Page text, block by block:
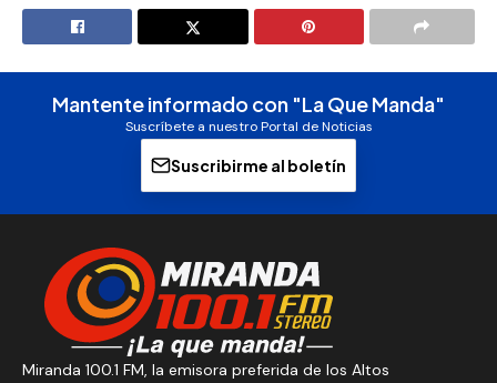
Mantente informado con "La Que Manda"
Suscríbete a nuestro Portal de Noticias
Suscribirme al boletín
Miranda 100.1 FM, la emisora preferida de los Altos